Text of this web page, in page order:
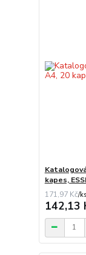
kapes,
171,97 Kč/ks
142,13